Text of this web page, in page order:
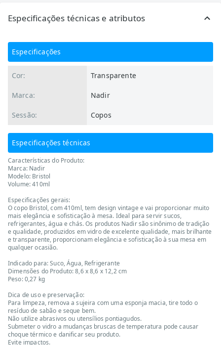
Especificações técnicas e atributos
Especificações
Cor: Transparente
Marca: Nadir
Sessão: Copos
Especificações técnicas
Características do Produto:
Marca: Nadir
Modelo: Bristol
Volume: 410ml
Especificações gerais:
O copo Bristol, com 410ml, tem design vintage e vai proporcionar muito
mais elegância e sofisticação à mesa. Ideal para servir sucos,
refrigerantes, água e chás. Os produtos Nadir são sinônimo de tradição
e qualidade, produzidos em vidro de excelente qualidade, mais brilhante
e transparente, proporcionam elegância e sofisticação à sua mesa em
qualquer ocasião.
Indicado para: Suco, Água, Refrigerante
Dimensões do Produto: 8,6 x 8,6 x 12,2 cm
Peso: 0,27 kg
Dica de uso e preservação:
Para limpeza, remova a sujeira com uma esponja macia, tire todo o
resíduo de sabão e seque bem.
Não utilize abrasivos ou utensílios pontiagudos.
Submeter o vidro a mudanças bruscas de temperatura pode causar
choque térmico e danificar seu produto.
Evite impactos.